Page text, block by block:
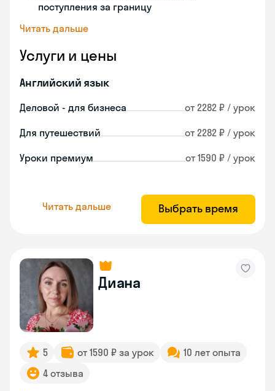
поступления за границу
Читать дальше
Услуги и цены
Английский язык
Деловой - для бизнеса от 2282 ₽ / урок
Для путешествий от 2282 ₽ / урок
Уроки премиум от 1590 ₽ / урок
Читать дальше Выбрать время
Диана
5 от 1590 ₽ за урок
10 лет опыта
4 отзыва